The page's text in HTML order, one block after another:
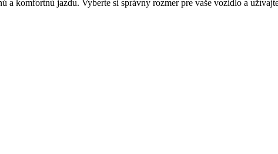
a komfortnú jazdu. Vyberte si správny rozmer pre vaše vozidlo a